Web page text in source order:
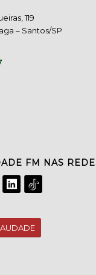
119
– Santos/SP
FM NAS